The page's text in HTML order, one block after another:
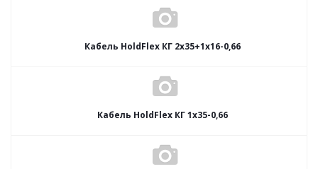
Кабель HoldFlex КГ 2x35+1x16-0,66
Кабель HoldFlex КГ 1x35-0,66